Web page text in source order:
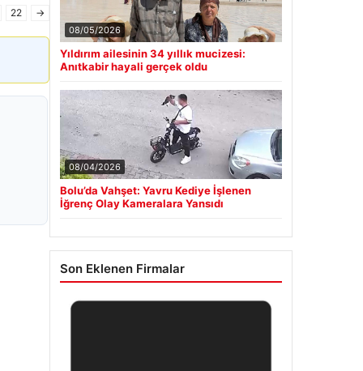
22 →
08/05/2026
Yıldırım ailesinin 34 yıllık mucizesi:
Anıtkabir hayali gerçek oldu
08/04/2026
Bolu’da Vahşet: Yavru Kediye İşlenen
İğrenç Olay Kameralara Yansıdı
Son Eklenen Firmalar